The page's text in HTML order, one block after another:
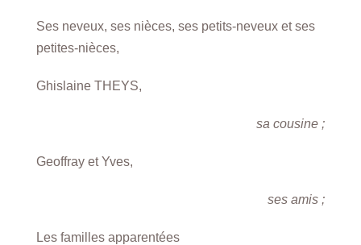
Ses neveux, ses nièces, ses petits-neveux et ses
petites-nièces,
Ghislaine THEYS,
sa cousine ;
Geoffray et Yves,
ses amis ;
Les familles apparentées